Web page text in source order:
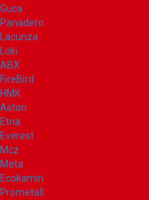
Guca
Panadero
Lacunza
Loki
ABX
FireBird
НМК
Aston
Etna
Everest
Mcz
Meta
Ecokamin
Prometall